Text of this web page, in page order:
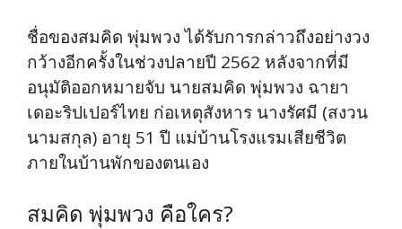
ชื่อของสมคิด พุ่มพวง ได้รับการกล่าวถึงอย่างวง
กว้างอีกครั้งในช่วงปลายปี 2562 หลังจากที่มี
อนุมัติออกหมายจับ นายสมคิด พุ่มพวง ฉายา
เดอะริปเปอร์ไทย ก่อเหตุสังหาร นางรัศมี (สงวน
นามสกุล) อายุ 51 ปี แม่บ้านโรงแรมเสียชีวิต
ภายในบ้านพักของตนเอง
สมคิด พุ่มพวง คือใคร?